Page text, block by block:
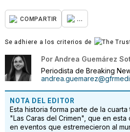
COMPARTIR ...
Se adhiere a los criterios de
Por Andrea Guemárez
Periodista de Breaking
NOTA DEL EDITOR
Esta historia forma parte de la
"Las Caras del Crimen", que en
en eventos que estremecieron al